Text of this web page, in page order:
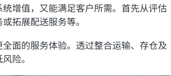
增值，又能满足客户所需。首先从评估
拓展配送服务等。
面的服务体验。透过整合运输、存仓及
险。